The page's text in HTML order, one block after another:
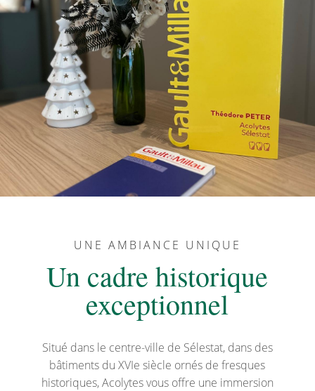
UNE AMBIANCE UNIQUE
Un cadre historique
exceptionnel
Situé dans le centre-ville de Sélestat, dans des
bâtiments du XVIe siècle ornés de fresques
historiques, Acolytes vous offre une immersion